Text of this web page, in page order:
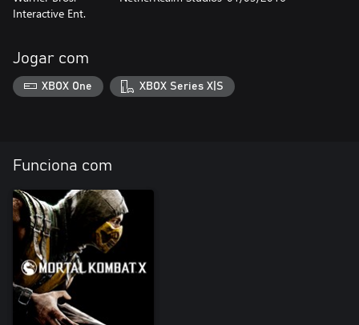
Interactive Ent.
Jogar com
XBOX One XBOX Series X|S
Funciona com